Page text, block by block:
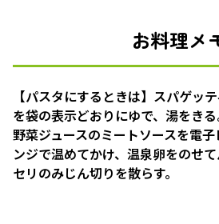
お料理メ
【パスタにするときは】スパゲッテ
を袋の表示どおりにゆで、湯をきる
野菜ジュースのミートソースを電子
ンジで温めてかけ、温泉卵をのせ
セリのみじん切りを散らす。